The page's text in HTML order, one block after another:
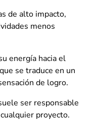
de alto impacto,
menos
energía hacia el
se traduce en un
de logro.
ser responsable
proyecto.